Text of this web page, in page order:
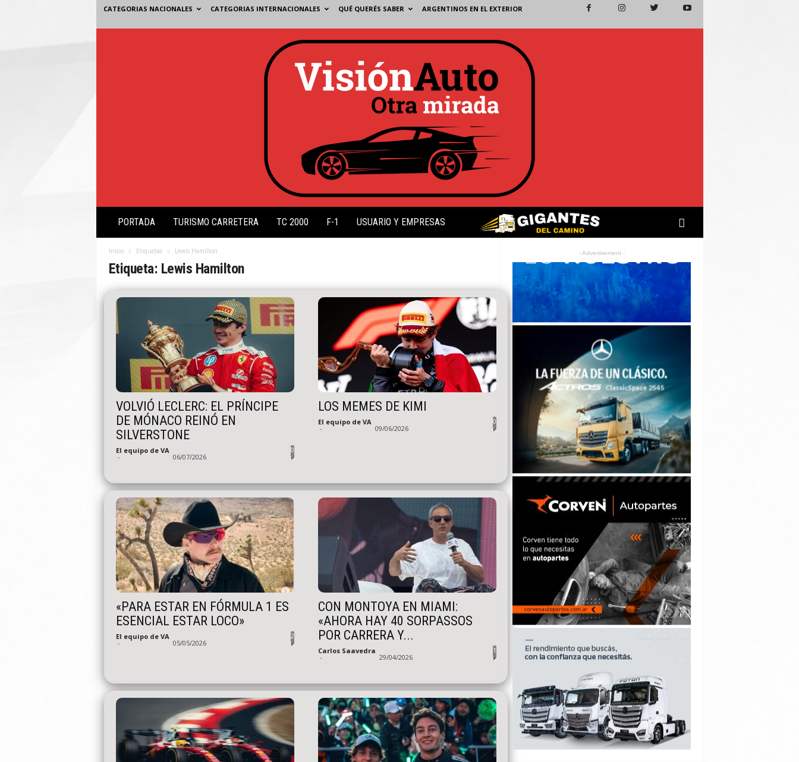
CATEGORIAS NACIONALES CATEGORIAS INTERNACIONALES QUÉ QUERÉS SABER ARGENTINOS EN EL EXTERIOR
s
PORTADA TURISMO CARRETERA TC 2000 F-1 USUARIO Y EMPRESAS
Inicio Etiquetas Lewis Hamilton
Etiqueta: Lewis Hamilton
VOLVIÓ LECLERC: EL PRÍNCIPE
DE MÓNACO REINÓ EN
SILVERSTONE
El equipo de VA
- 06/07/2026
0
LOS MEMES DE KIMI
El equipo de VA
- 09/06/2026
0
«PARA ESTAR EN FÓRMULA 1 ES
ESENCIAL ESTAR LOCO»
El equipo de VA
- 05/05/2026
2
CON MONTOYA EN MIAMI:
«AHORA HAY 40 SORPASSOS
POR CARRERA Y...
Carlos Saavedra
- 29/04/2026
1
- Advertisement -